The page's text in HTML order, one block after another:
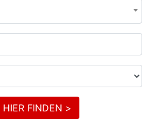
JETZT HIER FINDEN >